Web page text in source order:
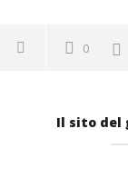
0
Il sito del